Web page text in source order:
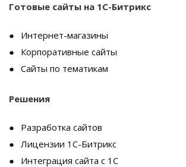
Готовые сайты на 1С-Битрикс
Интернет-магазины
Корпоративные сайты
Сайты по тематикам
Решения
Разработка сайтов
Лицензии 1С-Битрикс
Интеграция сайта с 1С